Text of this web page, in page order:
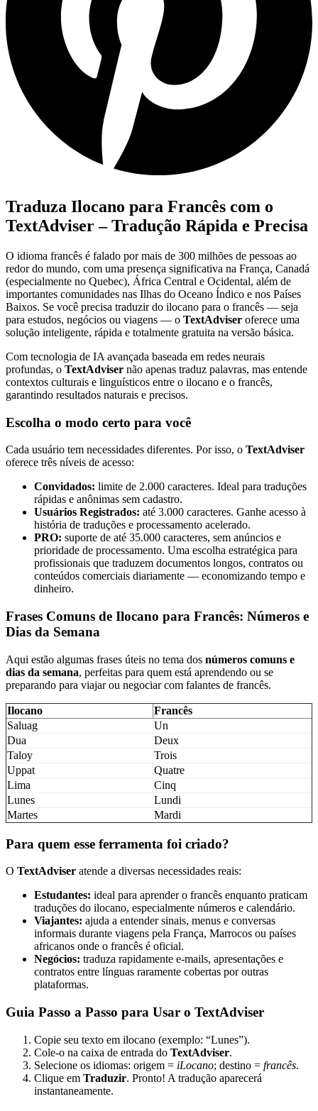
Traduza Ilocano para Francês com o
TextAdviser – Tradução Rápida e Precisa
O idioma francês é falado por mais de 300 milhões de pessoas ao
redor do mundo, com uma presença significativa na França, Canadá
(especialmente no Quebec), África Central e Ocidental, além de
importantes comunidades nas Ilhas do Oceano Índico e nos Países
Baixos. Se você precisa traduzir do ilocano para o francês — seja
para estudos, negócios ou viagens — o TextAdviser oferece uma
solução inteligente, rápida e totalmente gratuita na versão básica.
Com tecnologia de IA avançada baseada em redes neurais
profundas, o TextAdviser não apenas traduz palavras, mas entende
contextos culturais e linguísticos entre o ilocano e o francês,
garantindo resultados naturais e precisos.
Escolha o modo certo para você
Cada usuário tem necessidades diferentes. Por isso, o TextAdviser
oferece três níveis de acesso:
Convidados: limite de 2.000 caracteres. Ideal para traduções
rápidas e anônimas sem cadastro.
Usuários Registrados: até 3.000 caracteres. Ganhe acesso à
história de traduções e processamento acelerado.
PRO: suporte de até 35.000 caracteres, sem anúncios e
prioridade de processamento. Uma escolha estratégica para
profissionais que traduzem documentos longos, contratos ou
conteúdos comerciais diariamente — economizando tempo e
dinheiro.
Frases Comuns de Ilocano para Francês: Números e
Dias da Semana
Aqui estão algumas frases úteis no tema dos números comuns e
dias da semana, perfeitas para quem está aprendendo ou se
preparando para viajar ou negociar com falantes de francês.
Ilocano
Francês
Saluag
Un
Dua
Deux
Taloy
Trois
Uppat
Quatre
Lima
Cinq
Lunes
Lundi
Martes
Mardi
Para quem esse ferramenta foi criado?
O TextAdviser atende a diversas necessidades reais:
Estudantes: ideal para aprender o francês enquanto praticam
traduções do ilocano, especialmente números e calendário.
Viajantes: ajuda a entender sinais, menus e conversas
informais durante viagens pela França, Marrocos ou países
africanos onde o francês é oficial.
Negócios: traduza rapidamente e-mails, apresentações e
contratos entre línguas raramente cobertas por outras
plataformas.
Guia Passo a Passo para Usar o TextAdviser
Copie seu texto em ilocano (exemplo: “Lunes”).
Cole-o na caixa de entrada do TextAdviser.
Selecione os idiomas: origem = iLocano; destino = francês.
Clique em Traduzir. Pronto! A tradução aparecerá
instantaneamente.